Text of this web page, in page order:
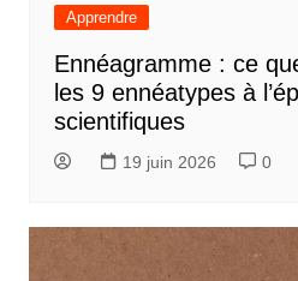
Apprendre
Ennéagramme : ce
les 9 ennéatypes à
scientifiques
19 juin 2026 0